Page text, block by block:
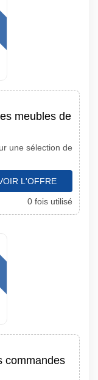
meubles de
une sélection de
L'OFFRE
0 fois utilisé
commandes